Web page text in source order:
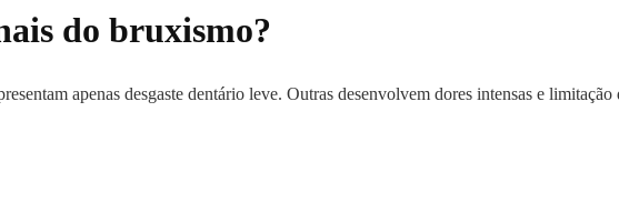
do bruxismo?
apenas desgaste dentário leve. Outras desenvolvem dores intensas e limitação